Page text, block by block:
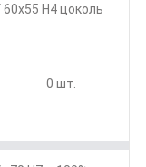
Н4 цоколь
0 шт.